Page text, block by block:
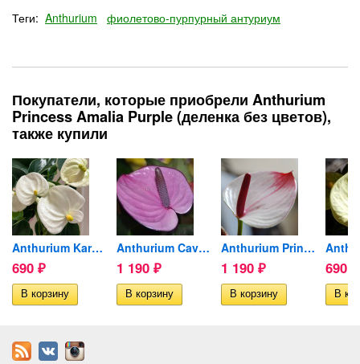
Теги: Anthurium фиолетово-пурпурный антуриум
Покупатели, которые приобрели Anthurium
Princess Amalia Purple (деленка без цветов),
также купили
Anthurium Karma White...
690 ₽
Anthurium Cavalli Purple...
1 190 ₽
Anthurium Princess Amalia...
1 190 ₽ 690